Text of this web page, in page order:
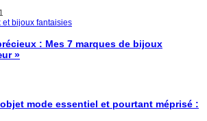
: Mes 7 marques de bijoux
»
mode essentiel et pourtant méprisé :